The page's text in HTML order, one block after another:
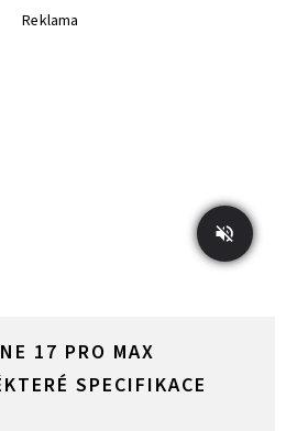
Reklama
17 PRO MAX
SPECIFIKACE